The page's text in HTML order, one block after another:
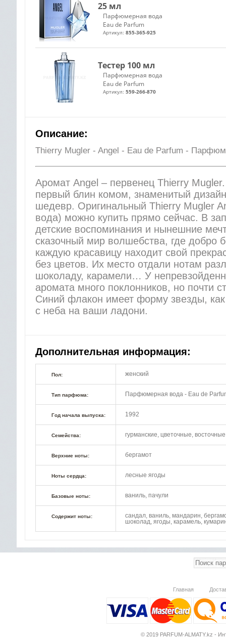
25 мл
Парфюмерная вода
Eau de Parfum
Артикул: 855-365-925
Тестер 100 мл
Парфюмерная вода
Eau de Parfum
Артикул: 559-266-870
Описание:
Thierry Mugler - Angel - Eau de Parfum -
Аромат Angel – первенец Thierry
первый блин комом, знаменитый
шедевр. Оригинальный Thierry Mugler
вода) можно купить прямо сейчас. В
детские воспоминания и нынешние
сказочный мир волшебства, где добро
каждую красавицу находит свой
без цветов. Их место отдали нотам
шоколаду, карамели… У
аромата много поклонников, но почти
Синий флакон имеет форму звезды,
с неба на ваши ладони.
Дополнительная информация:
Пол: женский
Тип парфюма: Парфюмерная вода - Eau de
Год начала выпуска: 1992
Семейства: гурманские, цветочные, восточные
Верхние ноты: бергамот
Ноты сердца: лесные ягоды
Базовые ноты: ваниль, пачули
Содержит ноты:
сандал, ваниль, мандарин,
шоколад, ягоды, карамель,
Главная
© 2019 PARFUM-ALMATY.kz -